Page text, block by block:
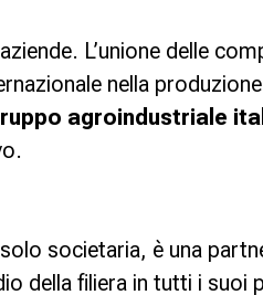
L’unione delle
nella
agroindustriale
societaria, è una
della filiera in tutti i suoi